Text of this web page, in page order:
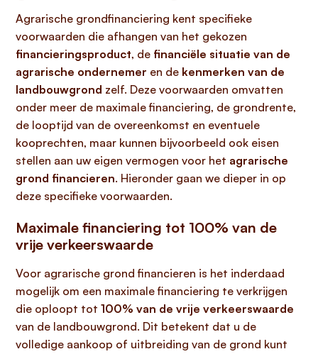
Agrarische grondfinanciering kent specifieke
voorwaarden die afhangen van het gekozen
financieringsproduct, de financiële situatie van de
agrarische ondernemer en de kenmerken van de
landbouwgrond zelf. Deze voorwaarden omvatten
onder meer de maximale financiering, de grondrente,
de looptijd van de overeenkomst en eventuele
kooprechten, maar kunnen bijvoorbeeld ook eisen
stellen aan uw eigen vermogen voor het agrarische
grond financieren. Hieronder gaan we dieper in op
deze specifieke voorwaarden.
Maximale financiering tot 100% van de
vrije verkeerswaarde
Voor agrarische grond financieren is het inderdaad
mogelijk om een maximale financiering te verkrijgen
die oploopt tot 100% van de vrije verkeerswaarde
van de landbouwgrond. Dit betekent dat u de
volledige aankoop of uitbreiding van de grond kunt